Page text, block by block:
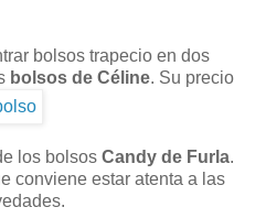
bolsos trapecio en dos
bolsos de Céline. Su precio
los bolsos Candy de Furla.
conviene estar atenta a las